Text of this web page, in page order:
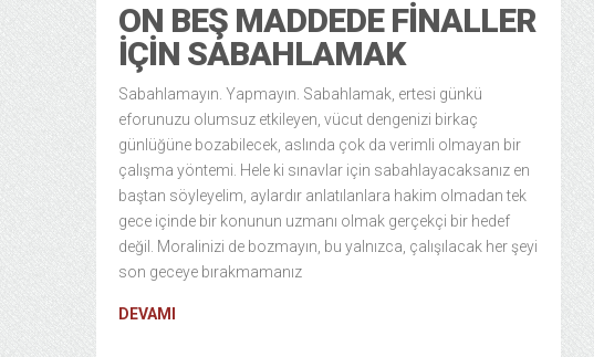
ON BEŞ MADDEDE FINALLER
İÇIN SABAHLAMAK
Sabahlamayın. Yapmayın. Sabahlamak, ertesi günkü
eforunuzu olumsuz etkileyen, vücut dengenizi birkaç
günlüğüne bozabilecek, aslında çok da verimli olmayan bir
çalışma yöntemi. Hele ki sınavlar için sabahlayacaksanız en
baştan söyleyelim, aylardır anlatılanlara hakim olmadan tek
gece içinde bir konunun uzmanı olmak gerçekçi bir hedef
değil. Moralinizi de bozmayın, bu yalnızca, çalışılacak her şeyi
son geceye bırakmamanız
DEVAMI